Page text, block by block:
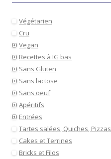
Végétarien
Cru
Vegan
Recettes à IG bas
Sans Gluten
Sans lactose
Sans oeuf
Apéritifs
Entrées
Tartes salées, Quiches, Pizzas
Cakes et Terrines
Bricks et Filos